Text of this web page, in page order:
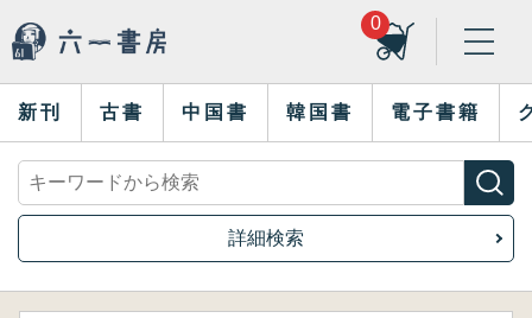
0
新刊 古書 中国書 韓国書 電子書籍
詳細検索